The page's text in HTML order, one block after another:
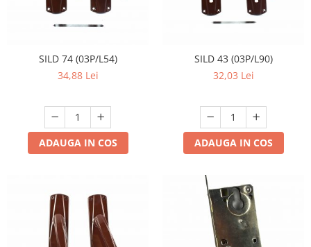
SILD 74 (03P/L54)
34,88 Lei
ADAUGA IN COS
SILD 43 (03P/L90)
32,03 Lei
ADAUGA IN COS